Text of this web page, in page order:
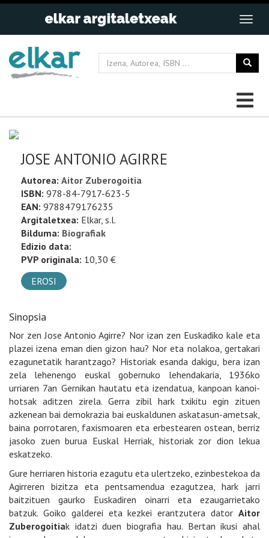
JOSE ANTONIO AGIRRE
Autorea: Aitor Zuberogoitia
ISBN: 978-84-7917-623-5
EAN: 9788479176235
Argitaletxea: Elkar, s.l.
Bilduma: Biografiak
Edizio data:
PVP originala: 10,30 €
EROSI
Sinopsia
Nor zen Jose Antonio Agirre? Nor izan zen Euskadiko kale eta
plazei izena eman dien gizon hau? Nor eta nolakoa, gertakari
ezagunetatik harantzago? Historiak esanda dakigu, bera izan
zela lehenengo euskal gobernuko lehendakaria, 1936ko
urriaren 7an Gernikan hautatu eta izendatua, kanpoan kanoi-
hotsak aditzen zirela. Gerra zibil hark txikitu egin zituen
azkenean bai demokrazia bai euskaldunen askatasun-ametsak,
baina porrotaren, faxismoaren eta erbestearen ostean, berriz
jasoko zuen burua Euskal Herriak, historiak zor dion lekua
eskatzeko.
Gure herriaren historia ezagutu eta ulertzeko, ezinbestekoa da
Agirreren bizitza eta pentsamendua ezagutzea, hark jarri
baitzituen gaurko Euskadiren oinarri eta ezaugarrietako
batzuk. Goiko galderei eta kezkei erantzutera dator Aitor
Zuberogoitiak idatzi duen biografia hau. Bertan ikusi ahal